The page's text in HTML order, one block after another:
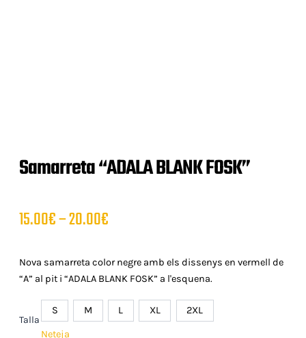
Samarreta “ADALA BLANK FOSK”
15.00€–20.00€
preus:
15.00€
Nova samarreta color negre amb els dissenys en vermell de
“A” al pit i “ADALA BLANK FOSK” a l'esquena.
Talla
S M L XL 2XL
Neteja